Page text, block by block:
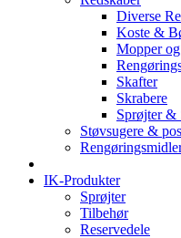
Diverse
Koste &
Mopper
Skafter
Skrabere
Sprøjter &
Støvsugere &
IK-Produkter
Sprøjter
Tilbehør
Reservedele